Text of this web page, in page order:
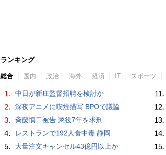
ランキング
総合 国内 政治 海外 経済 IT スポーツ
1. 中日が新庄監督招聘を検討か
2. 深夜アニメに喫煙描写 BPOで議論
3. 斉藤慎二被告 懲役7年を求刑
4. レストランで192人食中毒 静岡
5. 大量注文キャンセル43億円以上か
11.
12.
13.
14.
15.